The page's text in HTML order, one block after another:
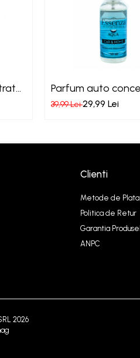
Parfum auto
Essenza Aqua
39,99 Lei29,99 Lei
Clienti
Metode de Plata
Politica de Retur
Garantia
ANPC
2026